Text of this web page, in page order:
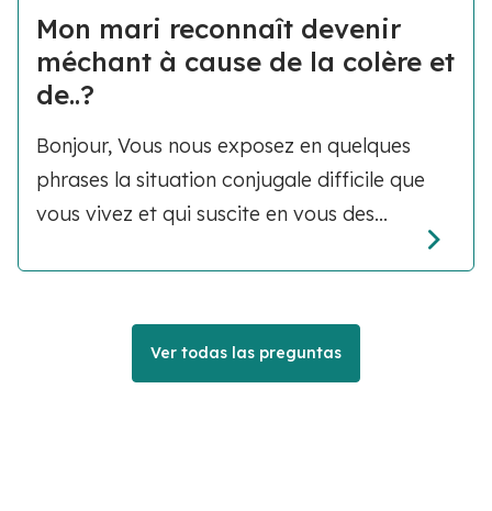
Mon mari reconnaît devenir
méchant à cause de la colère et
de..?
Bonjour, Vous nous exposez en quelques
phrases la situation conjugale difficile que
vous vivez et qui suscite en vous des...
Ver todas las preguntas